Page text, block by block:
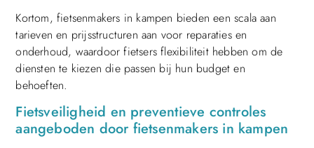
Kortom, fietsenmakers in kampen bieden een scala aan
tarieven en prijsstructuren aan voor reparaties en
onderhoud, waardoor fietsers flexibiliteit hebben om de
diensten te kiezen die passen bij hun budget en
behoeften.
Fietsveiligheid en preventieve controles
aangeboden door fietsenmakers in kampen